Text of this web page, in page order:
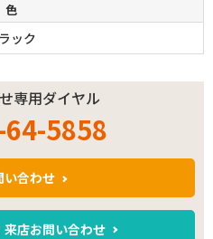
色
ック
専用ダイヤル
5858
い合わせ
店お問い合わせ